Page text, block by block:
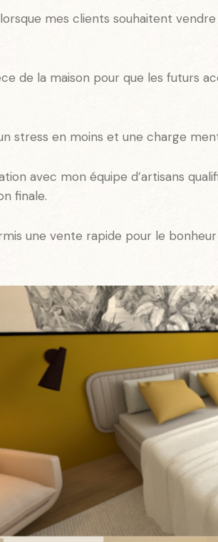
mes clients souhaitent
de la maison pour que les futurs
stress en moins et une charge
avec mon équipe d’artisans
finale.
une vente rapide pour le